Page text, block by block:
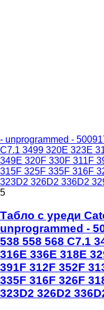
- unprogrammed -
C7.1 3499 320E 323E
349E 320F 330F 311F
315F 325F 335F 316F
323D2 326D2 336D2
5
Табло с уреди
unprogrammed -
538 558 568 C7.1
316E 336E 318E
391F 312F 352F
335F 316F 326F
323D2 326D2